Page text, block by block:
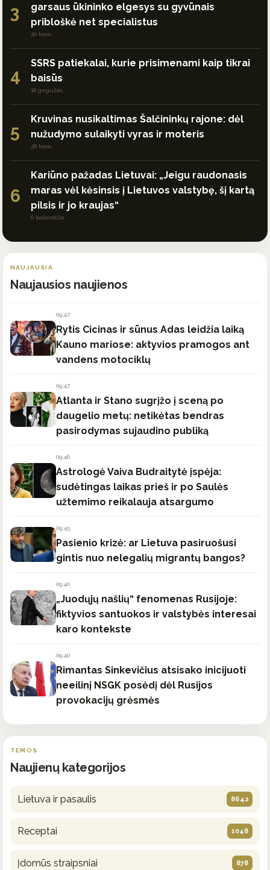
3
garsaus ūkininko elgesys su gyvūnais
pribloškė net specialistus
20 kovo
4
SSRS patiekalai, kurie prisimenami kaip tikrai
baisūs
18 gegužės
5
Kruvinas nusikaltimas Šalčininkų rajone: dėl
nužudymo sulaikyti vyras ir moteris
28 kovo
6
Kariūno pažadas Lietuvai: „Jeigu raudonasis
maras vėl kėsinsis į Lietuvos valstybę, šį kartą
pilsis ir jo kraujas“
6 balandžio
NAUJAUSIA
Naujausios naujienos
09:47
Rytis Cicinas ir sūnus Adas leidžia laiką
Kauno mariose: aktyvios pramogos ant
vandens motociklų
09:47
Atlanta ir Stano sugrįžo į sceną po
daugelio metų: netikėtas bendras
pasirodymas sujaudino publiką
09:46
Astrologė Vaiva Budraitytė įspėja:
sudėtingas laikas prieš ir po Saulės
užtemimo reikalauja atsargumo
09:45
Pasienio krizė: ar Lietuva pasiruošusi
gintis nuo nelegalių migrantų bangos?
09:40
„Juodųjų našlių“ fenomenas Rusijoje:
fiktyvios santuokos ir valstybės interesai
karo kontekste
09:40
Rimantas Sinkevičius atsisako inicijuoti
neeilinį NSGK posėdį dėl Rusijos
provokacijų grėsmės
TEMOS
Naujienų kategorijos
Lietuva ir pasaulis 8642
Receptai 1048
Įdomūs straipsniai 878